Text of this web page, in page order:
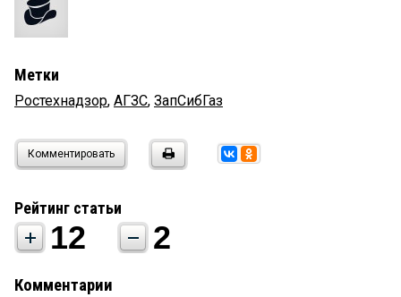
Метки
Ростехнадзор, АГЗС, ЗапСибГаз
Комментировать
Рейтинг статьи
12 2
Комментарии